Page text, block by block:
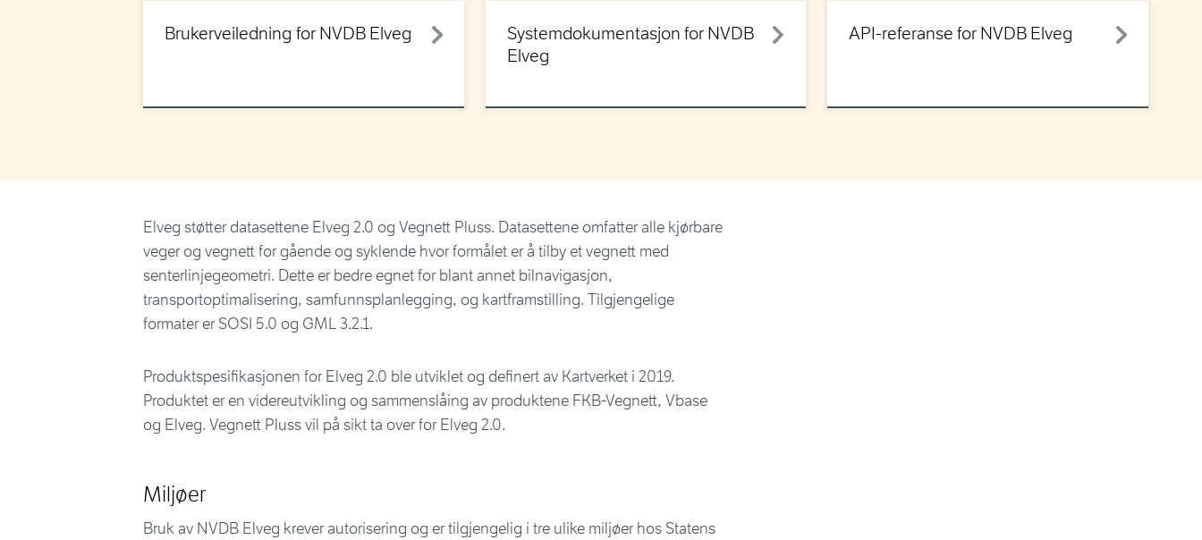
Brukerveiledning for NVDB Elveg
Systemdokumentasjon for NVDB
Elveg
API-referanse for NVDB Elveg
Elveg støtter datasettene Elveg 2.0 og Vegnett Pluss. Datasettene omfatter alle kjørbare
veger og vegnett for gående og syklende hvor formålet er å tilby et vegnett med
senterlinjegeometri. Dette er bedre egnet for blant annet bilnavigasjon,
transportoptimalisering, samfunnsplanlegging, og kartframstilling. Tilgjengelige
formater er SOSI 5.0 og GML 3.2.1.
Produktspesifikasjonen for Elveg 2.0 ble utviklet og definert av Kartverket i 2019.
Produktet er en videreutvikling og sammenslåing av produktene FKB-Vegnett, Vbase
og Elveg. Vegnett Pluss vil på sikt ta over for Elveg 2.0.
Miljøer
Bruk av NVDB Elveg krever autorisering og er tilgjengelig i tre ulike miljøer hos Statens